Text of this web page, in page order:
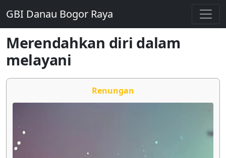
GBI Danau Bogor Raya
Merendahkan diri dalam
melayani
Renungan